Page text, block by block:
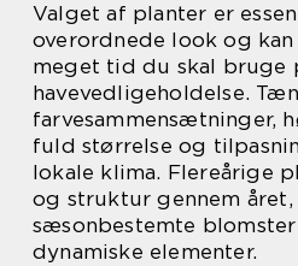
Valget af planter er
overordnede look og
meget tid du skal bruge
havevedligeholdelse.
farvesammensætninger,
fuld størrelse og
lokale klima. Flereårige
og struktur gennem året,
sæsonbestemte
dynamiske elementer.